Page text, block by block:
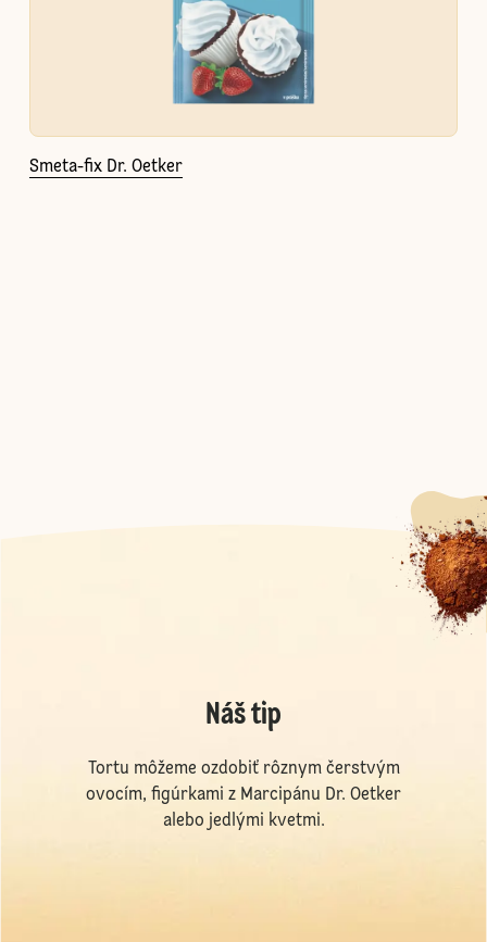
Smeta-fix Dr. Oetker
Náš tip
Tortu môžeme ozdobiť rôznym čerstvým
ovocím, figúrkami z Marcipánu Dr. Oetker
alebo jedlými kvetmi.